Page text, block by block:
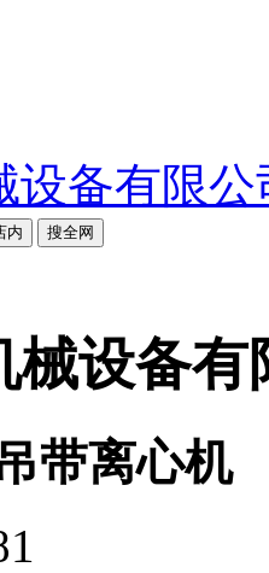
设备有限公
内 搜全网
械设备有
带离心机